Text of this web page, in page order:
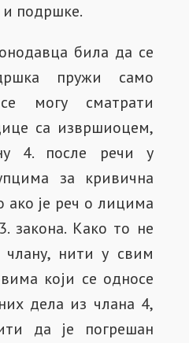
подршке.
била да се
пружи само
могу сматрати
са извршиоцем,
4. после речи у
за кривична
ако је реч о лицима
закона. Како то не
нити у свим
који се односе
дела из члана 4,
да је погрешан